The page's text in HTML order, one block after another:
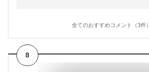
全てのおすすめコメント（3件）
8